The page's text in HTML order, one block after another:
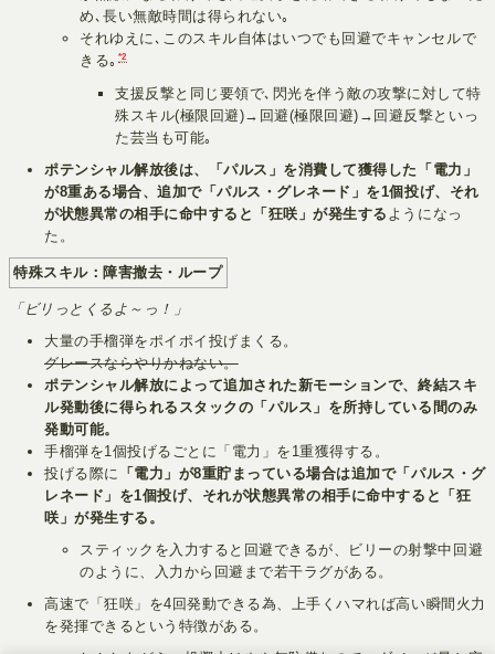
め､長い無敵時間は得られない｡
それゆえに､このスキル自体はいつでも回避でキャンセルで
きる｡ *2
支援反撃と同じ要領で､閃光を伴う敵の攻撃に対して特
殊スキル(極限回避)→回避(極限回避)→回避反撃といっ
た芸当も可能｡
ポテンシャル解放後は、「パルス」を消費して獲得した「電力」
が8重ある場合、追加で「パルス・グレネード」を1個投げ、それ
が状態異常の相手に命中すると「狂咲」が発生する ようになっ
た。
特殊スキル：障害撤去・ループ
「ビリっとくるよ～っ！」
大量の手榴弾をポイポイ投げまくる。
グレースならやりかねない。
ポテンシャル解放によって追加された新モーションで、終結スキ
ル発動後に得られるスタックの「パルス」を所持している間のみ
発動可能。
手榴弾を1個投げるごとに「電力」を1重獲得する。
投げる際に
「電力」が8重貯まっている場合は追加で「パルス・グ
レネード」を1個投げ、それが状態異常の相手に命中すると「狂
咲」が発生する。
スティックを入力すると回避できるが、ビリーの射撃中回避
のように、入力から回避まで若干ラグがある。
高速で「狂咲」を4回発動できる為、上手くハマれば高い瞬間火力
を発揮できるという特徴がある。